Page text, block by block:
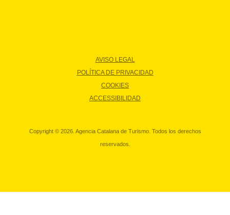
AVISO LEGAL
POLÍTICA DE PRIVACIDAD
COOKIES
ACCESSIBILIDAD
Copyright © 2026. Agencia Catalana de Turismo. Todos los derechos
reservados.